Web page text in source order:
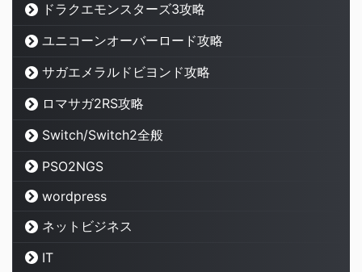
ドラクエモンスターズ3攻略
ユニコーンオーバーロード攻略
サガエメラルドビヨンド攻略
ロマサガ2RS攻略
Switch/Switch2全般
PSO2NGS
wordpress
ネットビジネス
IT